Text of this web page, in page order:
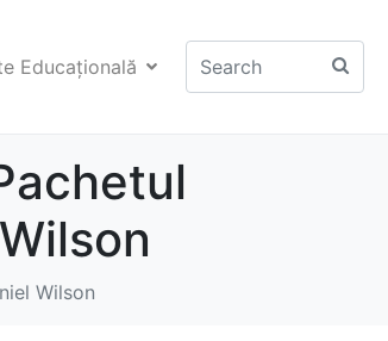
Educaţională
Wilson